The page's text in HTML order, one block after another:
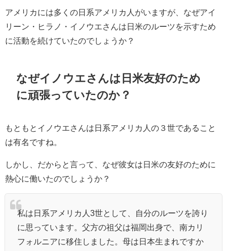
アメリカには多くの日系アメリカ人がいますが、なぜアイ
リーン・ヒラノ・イノウエさんは日米のルーツを示すため
に活動を続けていたのでしょうか？
なぜイノウエさんは日米友好のため
に頑張っていたのか？
もともとイノウエさんは日系アメリカ人の３世であること
は有名ですね。
しかし、だからと言って、なぜ彼女は日米の友好のために
熱心に働いたのでしょうか？
私は日系アメリカ人3世として、自分のルーツを誇り
に思っています。父方の祖父は福岡出身で、南カリ
フォルニアに移住しました。母は日本生まれですか